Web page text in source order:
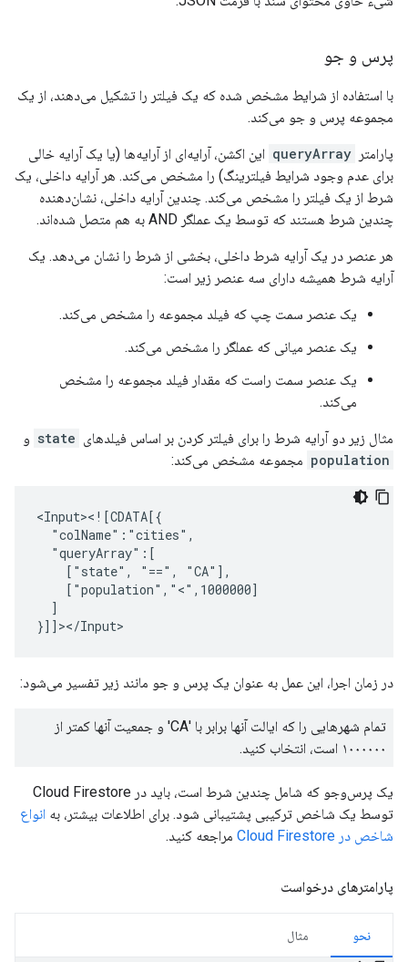
پرس و جو
با استفاده از شرایط مشخص شده که یک فیلتر را تشکیل می‌دهند، از یک
مجموعه پرس و جو می‌کند.
پارامتر queryArray این اکشن، آرایه‌ای از آرایه‌ها (یا یک آرایه خالی
برای عدم وجود شرایط فیلترینگ) را مشخص می‌کند. هر آرایه داخلی، یک
شرط از یک فیلتر را مشخص می‌کند. چندین آرایه داخلی، نشان‌دهنده
چندین شرط هستند که توسط یک عملگر AND به هم متصل شده‌اند.
هر عنصر در یک آرایه شرط داخلی، بخشی از شرط را نشان می‌دهد. یک
آرایه شرط همیشه دارای سه عنصر زیر است:
یک عنصر سمت چپ که فیلد مجموعه را مشخص می‌کند.
یک عنصر میانی که عملگر را مشخص می‌کند.
یک عنصر سمت راست که مقدار فیلد مجموعه را مشخص
می‌کند.
مثال زیر دو آرایه شرط را برای فیلتر کردن بر اساس فیلدهای state و
population مجموعه مشخص می‌کند:
["state",
"==",
]
در زمان اجرا، این عمل به عنوان یک پرس و جو مانند زیر تفسیر می‌شود:
تمام شهرهایی را که ایالت آنها برابر با 'CA' و جمعیت آنها کمتر از
۱۰۰۰۰۰۰ است، انتخاب کنید.
یک پرس‌وجو که شامل چندین شرط است، باید در Cloud Firestore
توسط یک شاخص ترکیبی پشتیبانی شود. برای اطلاعات بیشتر، به انواع
شاخص در Cloud Firestore
مراجعه کنید.
پارامترهای درخواست
نحو مثال